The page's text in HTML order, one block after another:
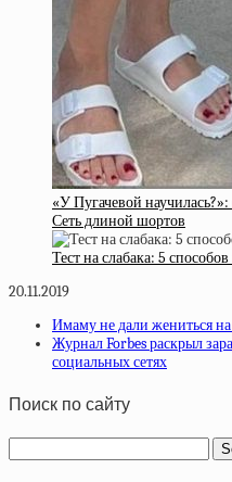
«У Пугачевой
Сеть длиной шортов
Тест на слабака: 5
20.11.2019
Имаму не дали жениться
Журнал Forbes раскрыл
социальных сетях
Поиск по сайту